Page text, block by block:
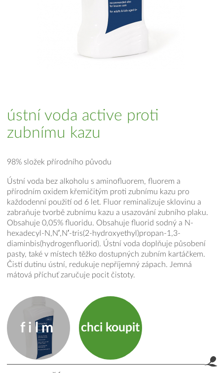
ústní voda active proti
zubnímu kazu
98% složek přírodního původu
Ústní voda bez alkoholu s aminofluorem, fluorem a
přírodním oxidem křemičitým proti zubnímu kazu pro
každodenní použití od 6 let. Fluor reminalizuje sklovinu a
zabraňuje tvorbě zubnímu kazu a usazování zubního plaku.
Obsahuje 0,05% fluoridu. Obsahuje fluorid sodný a N-
hexadecyl-N,N′,N′-tris(2-hydroxyethyl)propan-1,3-
diaminbis(hydrogenfluorid). Ústní voda doplňuje působení
pasty, také v místech těžko dostupných zubním kartáčkem.
Čistí dutinu ústní, redukuje nepříjemný zápach. Jemná
mátová příchuť zaručuje pocit čistoty.
film chci koupit